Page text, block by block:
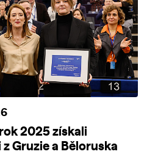
2025 získali
Gruzie a Běloruska